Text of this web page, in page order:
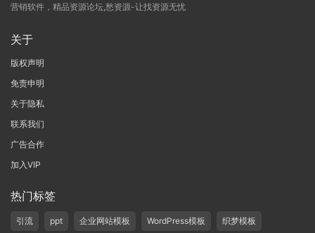
营销软件，精品资源论坛,愁资源-让找资源无忧
关于
版权声明
免责申明
关于隐私
联系我们
广告合作
加入VIP
热门标签
引流 ppt 企业网站模板 WordPress模板 织梦模板